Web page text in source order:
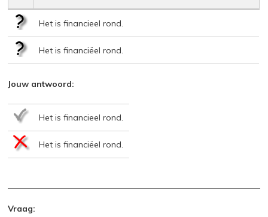
Het is financieel rond.
Het is financiëel rond.
Jouw antwoord:
Het is financieel rond.
Het is financiëel rond.
Vraag: